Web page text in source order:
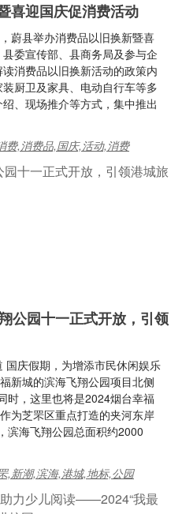
喜迎国庆促消费活动
蔚县举办消费品以旧换新暨喜
委宣传部、县商务局及参与企
消费品以旧换新活动的政策内
厨卫及家具、电动自行车等多
、现场推介等方式，集中推出
费,消费品,国庆,活动,消费
园十一正式开放，引领
国庆假期，为增添市民休闲娱乐
新城的滨海飞翔公园项目北侧
时，这里也将是2024烟台幸福
为芝罘区重点打造的夹河东岸
滨海飞翔公园总面积约2000
,新潮,滨海,港城,地标,公园